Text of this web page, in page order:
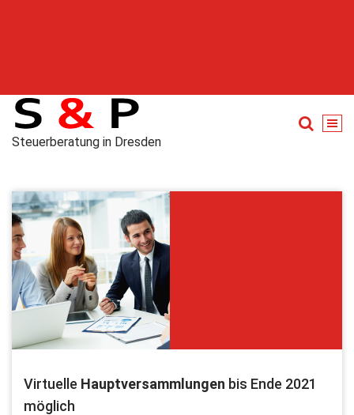
Steuerberatung in Dresden
Virtuelle Hauptversammlungen bis Ende 2021
möglich